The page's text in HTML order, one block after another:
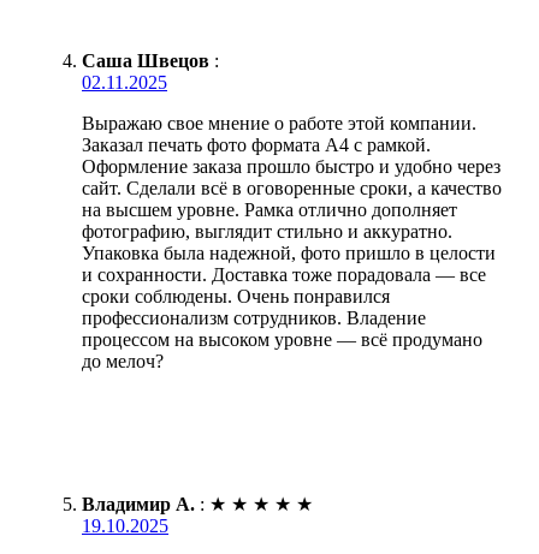
Саша Швецов :
02.11.2025
Выражаю свое мнение о работе этой компании.
Заказал печать фото формата А4 с рамкой.
Оформление заказа прошло быстро и удобно через
сайт. Сделали всё в оговоренные сроки, а качество
на высшем уровне. Рамка отлично дополняет
фотографию, выглядит стильно и аккуратно.
Упаковка была надежной, фото пришло в целости
и сохранности. Доставка тоже порадовала — все
сроки соблюдены. Очень понравился
профессионализм сотрудников. Владение
процессом на высоком уровне — всё продумано
до мелоч?
Владимир А. : ★ ★ ★ ★ ★
19.10.2025